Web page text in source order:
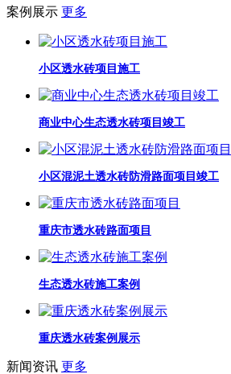
案例展示 更多
小区透水砖项目施工
商业中心生态透水砖项目竣工
小区混泥土透水砖防滑路面项目竣工
重庆市透水砖路面项目
生态透水砖施工案例
重庆透水砖案例展示
新闻资讯 更多